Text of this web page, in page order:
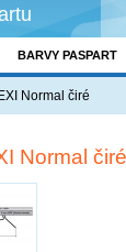
BARVY PASPART
Normal čiré
Normal čiré